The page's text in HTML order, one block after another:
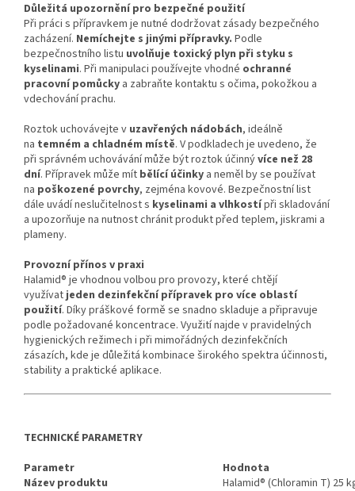
Důležitá upozornění pro bezpečné použití
Při práci s přípravkem je nutné dodržovat zásady bezpečného
zacházení. Nemíchejte s jinými přípravky. Podle
bezpečnostního listu uvolňuje toxický plyn při styku s
kyselinami. Při manipulaci používejte vhodné ochranné
pracovní pomůcky a zabraňte kontaktu s očima, pokožkou a
vdechování prachu.
Roztok uchovávejte v uzavřených nádobách, ideálně
na temném a chladném místě. V podkladech je uvedeno, že
při správném uchovávání může být roztok účinnývíce než 28
dní. Přípravek může mít bělící účinky a neměl by se používat
na poškozené povrchy, zejména kovové. Bezpečnostní list
dále uvádí neslučitelnost s kyselinami a vlhkostípři skladování
a upozorňuje na nutnost chránit produkt před teplem, jiskrami a
plameny.
Provozní přínos v praxi
Halamid® je vhodnou volbou pro provozy, které chtějí
využívatjeden dezinfekční přípravek pro více oblastí
použití. Díky práškové formě se snadno skladuje a připravuje
podle požadované koncentrace. Využití najde v pravidelných
hygienických režimech i při mimořádných dezinfekčních
zásazích, kde je důležitá kombinace širokého spektra účinnosti,
stability a praktické aplikace.
TECHNICKÉ PARAMETRY
Parametr
Hodnota
Název produktu
Halamid® (Chloramin T) 25